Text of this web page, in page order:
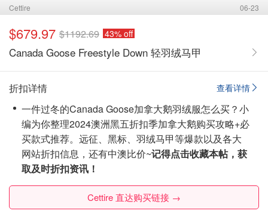
Cettire 06-23
$679.97 $1192.69 43% off
Canada Goose Freestyle Down 轻羽绒马甲
查看详情
折扣详情
一件过冬的Canada Goose加拿大鹅羽绒服怎么买？小
编为你整理2024澳洲黑五折扣季加拿大鹅购买攻略+必
买款式推荐。远征、黑标、羽绒马甲等爆款以及各大
网站折扣信息，还有中澳比价~记得点击收藏本帖，获
取及时折扣资讯！
Cettire 直达购买链接 →